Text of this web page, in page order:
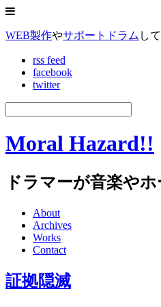
WEB製作やサポートドラム し
rss feed
facebook
twitter
Moral Hazard!!
ドラマーが音楽や
About
Archives
Works
Contact
証拠隠滅